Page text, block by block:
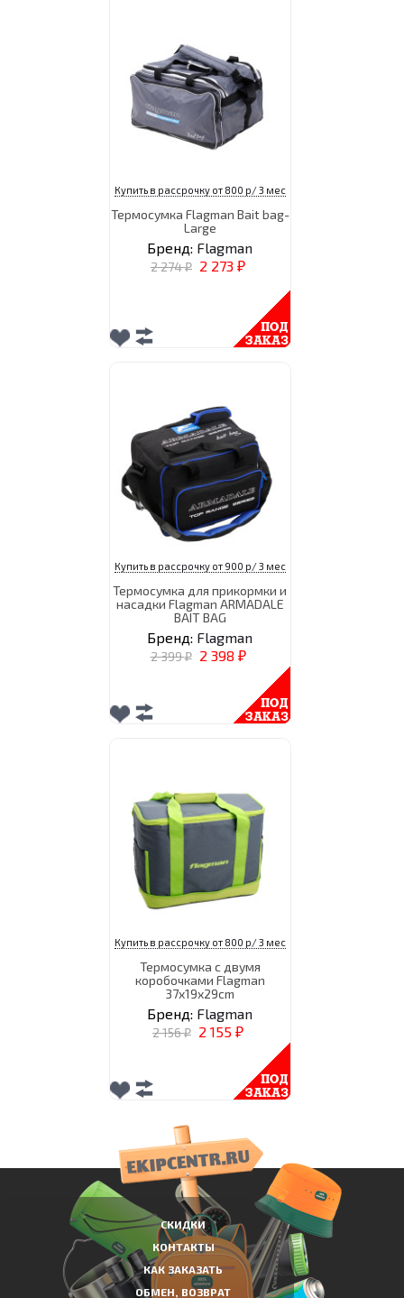
Купить в рассрочку от 800 р/ 3 мес
Термосумка Flagman Bait bag-
Large
Бренд: Flagman
2 274₽ 2 273 ₽
Купить в рассрочку от 900 р/ 3 мес
Термосумка для прикормки и
насадки Flagman ARMADALE
BAIT BAG
Бренд: Flagman
2 399₽ 2 398 ₽
Купить в рассрочку от 800 р/ 3 мес
Термосумка с двумя
коробочками Flagman
37x19x29cm
Бренд: Flagman
2 156₽ 2 155 ₽
СКИДКИ
КОНТАКТЫ
КАК ЗАКАЗАТЬ
ОБМЕН, ВОЗВРАТ